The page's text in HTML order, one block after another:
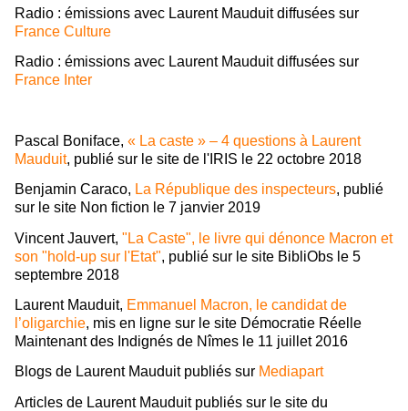
Radio : émissions avec Laurent Mauduit diffusées sur
France Culture
Radio : émissions avec Laurent Mauduit diffusées sur
France Inter
Pascal Boniface, « La caste » – 4 questions à Laurent
Mauduit, publié sur le site de l'IRIS le 22 octobre 2018
Benjamin Caraco, La République des inspecteurs, publié
sur le site Non fiction le 7 janvier 2019
Vincent Jauvert, "La Caste", le livre qui dénonce Macron et
son "hold-up sur l'Etat", publié sur le site BibliObs le 5
septembre 2018
Laurent Mauduit, Emmanuel Macron, le candidat de
l’oligarchie, mis en ligne sur le site Démocratie Réelle
Maintenant des Indignés de Nîmes le 11 juillet 2016
Blogs de Laurent Mauduit publiés sur Mediapart
Articles de Laurent Mauduit publiés sur le site du